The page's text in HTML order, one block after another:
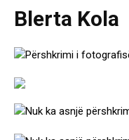
Blerta Kola